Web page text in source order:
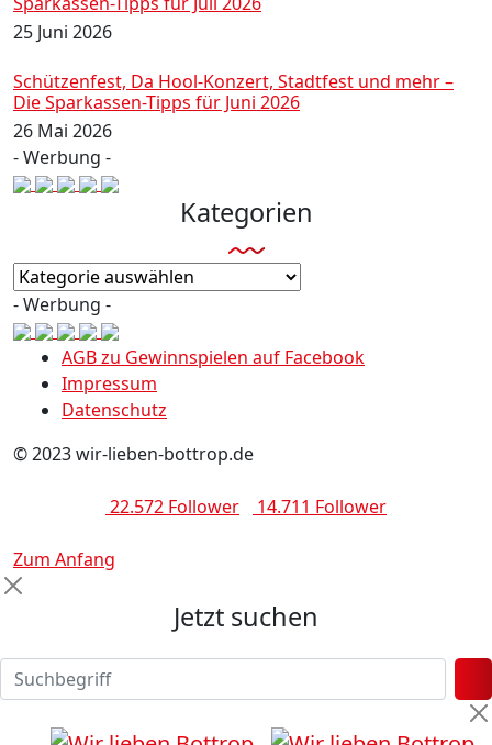
25 Juni 2026
Schützenfest, Da Hool-Konzert, Stadtfest und mehr –
Die Sparkassen-Tipps für Juni 2026
26 Mai 2026
- Werbung -
Kategorien
Kategorien
- Werbung -
AGB zu Gewinnspielen auf Facebook
Impressum
Datenschutz
© 2023 wir-lieben-bottrop.de
22.572 Follower 14.711 Follower
Zum Anfang
Jetzt suchen